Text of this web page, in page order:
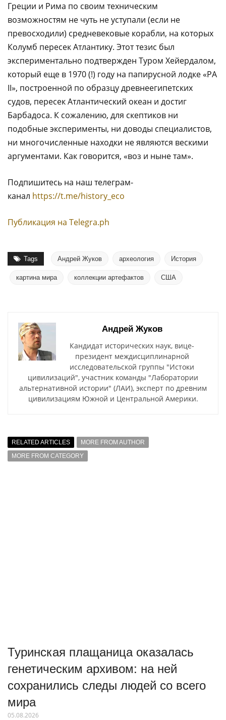
Греции и Рима по своим техническим
возможностям не чуть не уступали (если не
превосходили) средневековые корабли, на которых
Колумб пересек Атлантику. Этот тезис был
экспериментально подтвержден Туром Хейердалом,
который еще в 1970 (!) году на папирусной лодке «РА
II», построенной по образцу древнеегипетских
судов, пересек Атлантический океан и достиг
Барбадоса. К сожалению, для скептиков ни
подобные эксперименты, ни доводы специалистов,
ни многочисленные находки не являются вескими
аргументами. Как говорится, «воз и ныне там».
Подпишитесь на наш телеграм-
канал https://t.me/history_eco
Публикация на Тelegra.ph
Tags Андрей Жуков археология История
картина мира коллекции артефактов США
Андрей Жуков
Кандидат исторических наук, вице-
президент междисциплинарной
исследовательской группы "Истоки
цивилизаций", участник команды "Лаборатории
альтернативной истории" (ЛАИ), эксперт по древним
цивилизациям Южной и Центральной Америки.
RELATED ARTICLES
MORE FROM AUTHOR
MORE FROM CATEGORY
Туринская плащаница оказалась
генетическим архивом: на ней
сохранились следы людей со всего
мира
05.08.2026